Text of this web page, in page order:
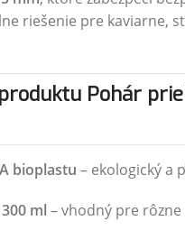
riešenie pre kaviarne,
Pohár
bioplastu – ekologický a
ml – vhodný pre